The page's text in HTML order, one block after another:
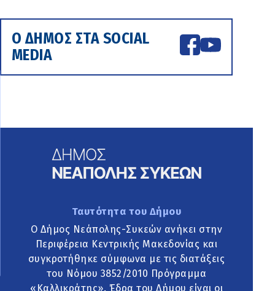
Ο ΔΗΜΟΣ ΣΤΑ SOCIAL
MEDIA
Ταυτότητα του Δήμου
Ο Δήμος Νεάπολης-Συκεών ανήκει στην
Περιφέρεια Κεντρικής Μακεδονίας και
συγκροτήθηκε σύμφωνα με τις διατάξεις
του Νόμου 3852/2010 Πρόγραμμα
«Καλλικράτης». Έδρα του Δήμου είναι οι